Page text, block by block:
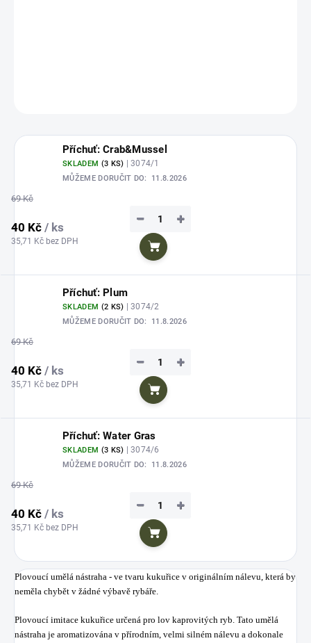
Příchuť: Crab&Mussel
SKLADEM (3 KS) | 3074/1
MŮŽEME DORUČIT DO: 11.8.2026
69 Kč
40 Kč / ks
35,71 Kč bez DPH
+
−
Do košíku
Příchuť: Plum
SKLADEM (2 KS) | 3074/2
MŮŽEME DORUČIT DO: 11.8.2026
69 Kč
40 Kč / ks
35,71 Kč bez DPH
+
−
Do košíku
Příchuť: Water Gras
SKLADEM (3 KS) | 3074/6
MŮŽEME DORUČIT DO: 11.8.2026
69 Kč
40 Kč / ks
35,71 Kč bez DPH
+
−
Do košíku
Plovoucí umělá nástraha - ve tvaru kukuřice v originálním nálevu, která by
neměla chybět v žádné výbavě rybáře.
Plovoucí imitace kukuřice určená pro lov kaprovitých ryb. Tato umělá
nástraha je aromatizována v přírodním, velmi silném nálevu a dokonale